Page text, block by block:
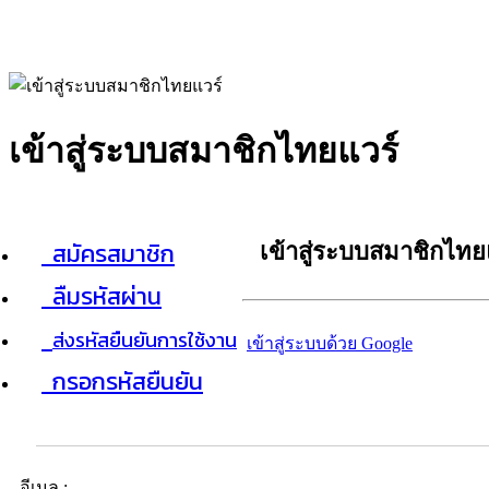
เข้าสู่ระบบสมาชิกไทยแวร์
สมัครสมาชิก
ลืมรหัสผ่าน
ส่งรหัสยืนยันการใช้งาน
กรอกรหัสยืนยัน
เข้าสู่ระบบสมาชิกไท
เข้าสู่ระบบด้วย Google